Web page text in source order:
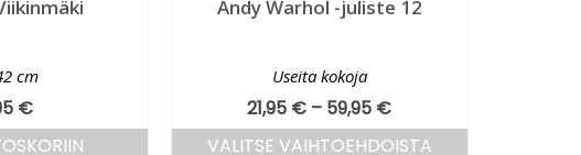
cm
€
Andy Warhol -juliste 12
Useita kokoja
21,95 € – 59,95 €
VALITSE VAIHTOEHDOISTA